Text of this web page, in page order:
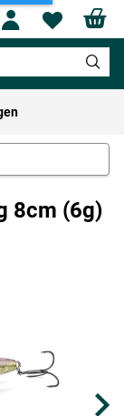
Profile
8cm (6g)